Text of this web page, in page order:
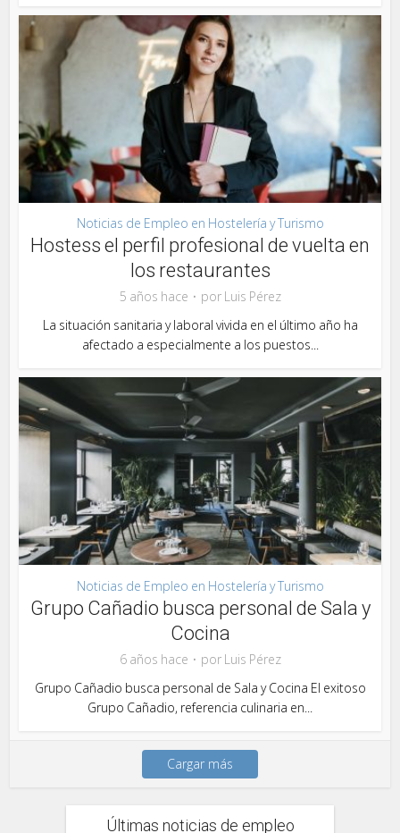
Noticias de Empleo en Hostelería y Turismo
Hostess el perfil profesional de vuelta en
los restaurantes
5 años hace por Luis Pérez
La situación sanitaria y laboral vivida en el último año ha
afectado a especialmente a los puestos...
Noticias de Empleo en Hostelería y Turismo
Grupo Cañadio busca personal de Sala y
Cocina
6 años hace por Luis Pérez
Grupo Cañadio busca personal de Sala y Cocina El exitoso
Grupo Cañadio, referencia culinaria en...
Cargar más
Últimas noticias de empleo